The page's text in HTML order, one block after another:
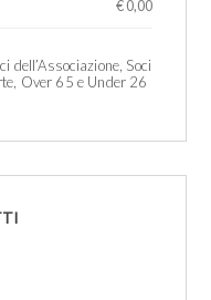
€ 0,00
dell’Associazione, Soci
Over 65 e Under 26